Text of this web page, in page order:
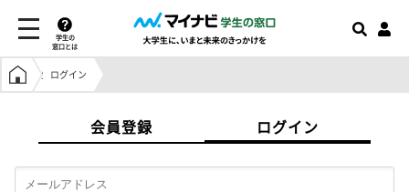
学生の
窓口とは
学生の窓口トップ
ログイン
会員登録 ログイン